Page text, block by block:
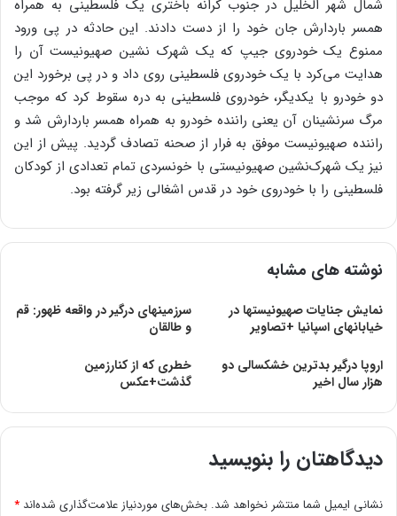
شمال شهر الخلیل در جنوب کرانه باختری یک فلسطینی به همراه
همسر باردارش جان خود را از دست دادند. این حادثه در پی ورود
ممنوع یک خودروی جیپ که یک شهرک نشین صهیونیست آن را
هدایت می‌کرد با یک خودروی فلسطینی روی داد و در پی برخورد این
دو خودرو با یکدیگر، خودروی فلسطینی به دره سقوط کرد که موجب
مرگ سرنشینان آن یعنی راننده خودرو به همراه همسر باردارش شد و
راننده صهیونیست موفق به فرار از صحنه تصادف گردید. پیش از این
نیز یک شهرک‌نشین صهیونیستی با خونسردی تمام تعدادی از کودکان
فلسطینی را با خودروی خود در قدس اشغالی زیر گرفته بود.
نوشته های مشابه
نمایش جنایات صهیونیستها در
خیابانهای اسپانیا +تصاویر
سرزمینهای درگیر در واقعه ظهور: قم
و طالقان
اروپا درگیر بدترین خشکسالی دو
هزار سال اخیر
خطری که از کنارزمین
گذشت+عکس
دیدگاهتان را بنویسید
نشانی ایمیل شما منتشر نخواهد شد. بخش‌های موردنیاز علامت‌گذاری شده‌اند *